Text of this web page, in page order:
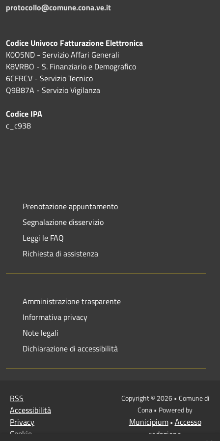
protocollo@comune.cona.ve.it
Codice Univoco Fatturazione Elettronica
K0O5ND - Servizio Affari Generali
K8VRBO - S. Finanziario e Demografico
6CFRCV - Servizio Tecnico
Q9B87A - Servizio Vigilanza
Codice IPA
c_c938
Prenotazione appuntamento
Segnalazione disservizio
Leggi le FAQ
Richiesta di assistenza
Amministrazione trasparente
Informativa privacy
Note legali
Dichiarazione di accessibilità
RSS
Accessibilità
Privacy
Cookie
Copyright © 2026 • Comune di
Cona • Powered by
Municipium• Accesso
redazione